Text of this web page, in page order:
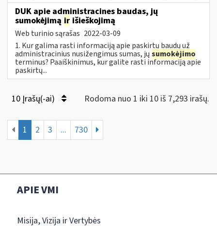
DUK apie administracines baudas, jų
sumokėjimą ir išieškojimą
Web turinio sąrašas 2022-03-09
1. Kur galima rasti informaciją apie paskirtų baudų už
administracinius nusižengimus sumas, jų sumokėjimo
terminus? Paaiškinimus, kur galite rasti informaciją apie
paskirtų...
10 Įrašų(-ai) Rodoma nuo 1 iki 10 iš 7,293 irašų.
1 2 3 ... 730
APIE VMI
Misija, Vizija ir Vertybės